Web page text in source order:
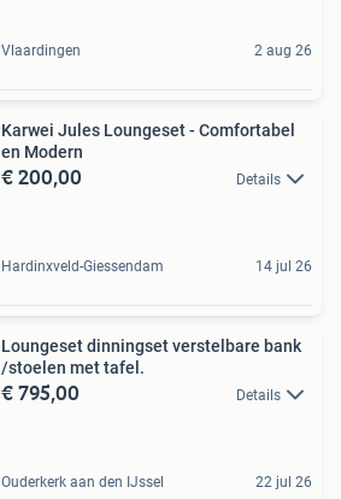
Vlaardingen 2 aug 26
Karwei Jules Loungeset - Comfortabel
en Modern
€ 200,00 Details
Hardinxveld-Giessendam 14 jul 26
Loungeset dinningset verstelbare bank
/stoelen met tafel.
€ 795,00 Details
Ouderkerk aan den IJssel 22 jul 26